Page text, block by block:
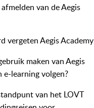
van de Aegis
vergeten Aegis Academy
maken van Aegis
e-learning volgen?
van het LOVT